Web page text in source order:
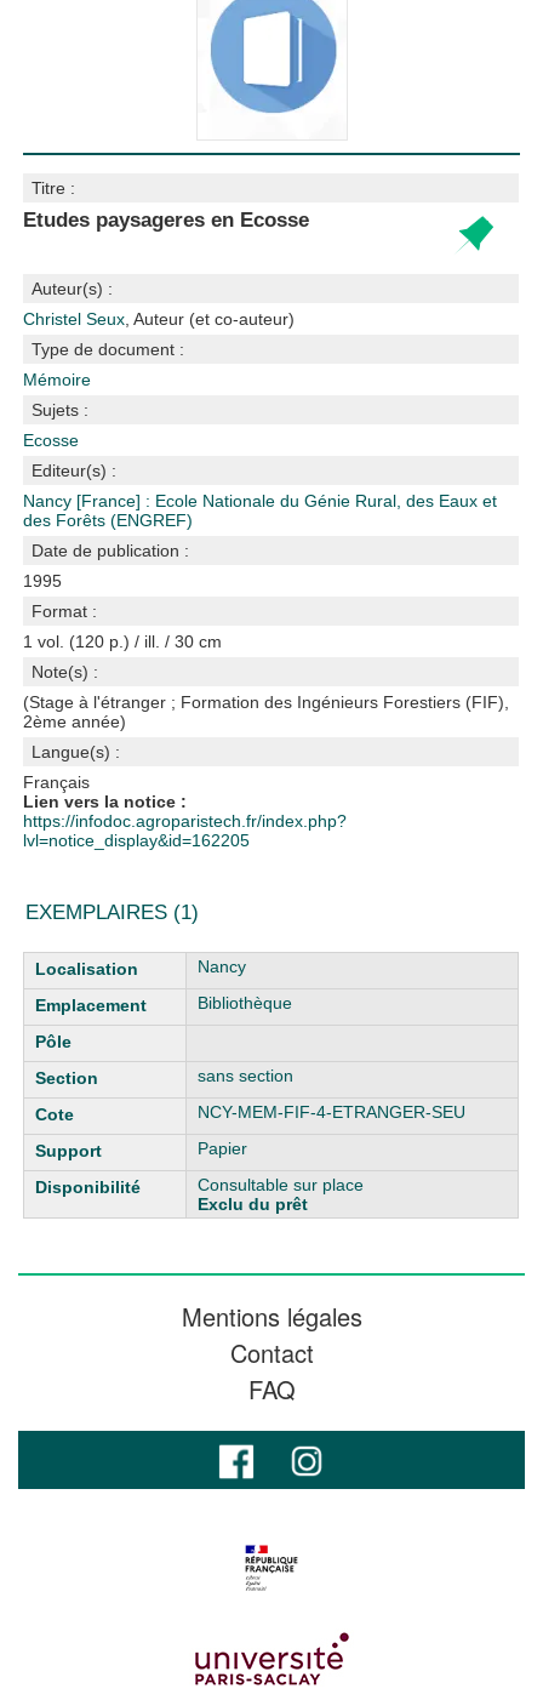
Titre :
Etudes paysageres en Ecosse
Auteur(s) :
Christel Seux , Auteur (et co-auteur)
Type de document :
Mémoire
Sujets :
Ecosse
Editeur(s) :
Nancy [France] : Ecole Nationale du Génie Rural, des Eaux et
des Forêts (ENGREF)
Date de publication :
1995
Format :
1 vol. (120 p.) / ill. / 30 cm
Note(s) :
(Stage à l'étranger ; Formation des Ingénieurs Forestiers (FIF),
2ème année)
Langue(s) :
Français
Lien vers la notice :
https://infodoc.agroparistech.fr/index.php?
lvl=notice_display&id=162205
EXEMPLAIRES (1)
Liste des exemplaires
Nancy
Bibliothèque
sans section
NCY-MEM-FIF-4-ETRANGER-SEU
Papier
Consultable sur place
Exclu du prêt
Mentions légales
Contact
FAQ